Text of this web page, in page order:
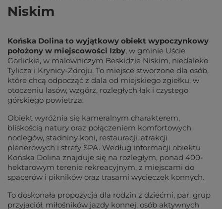
Niskim
Końska Dolina to wyjątkowy obiekt wypoczynkowy
położony w miejscowości Izby, w gminie Uście
Gorlickie, w malowniczym Beskidzie Niskim, niedaleko
Tylicza i Krynicy-Zdroju. To miejsce stworzone dla osób,
które chcą odpocząć z dala od miejskiego zgiełku, w
otoczeniu lasów, wzgórz, rozległych łąk i czystego
górskiego powietrza.
Obiekt wyróżnia się kameralnym charakterem,
bliskością natury oraz połączeniem komfortowych
noclegów, stadniny koni, restauracji, atrakcji
plenerowych i strefy SPA. Według informacji obiektu
Końska Dolina znajduje się na rozległym, ponad 400-
hektarowym terenie rekreacyjnym, z miejscami do
spacerów i pikników oraz trasami wycieczek konnych.
To doskonała propozycja dla rodzin z dziećmi, par, grup
przyjaciół, miłośników jazdy konnej, osób aktywnych